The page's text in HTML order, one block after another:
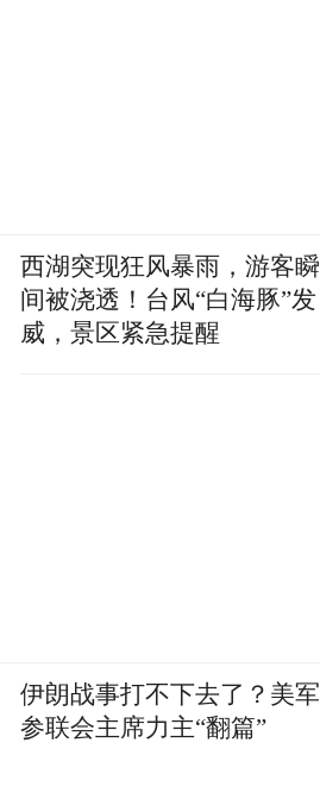
西湖突现狂风暴雨，游客瞬
间被浇透！台风“白海豚”发
威，景区紧急提醒
伊朗战事打不下去了？美军
参联会主席力主“翻篇”